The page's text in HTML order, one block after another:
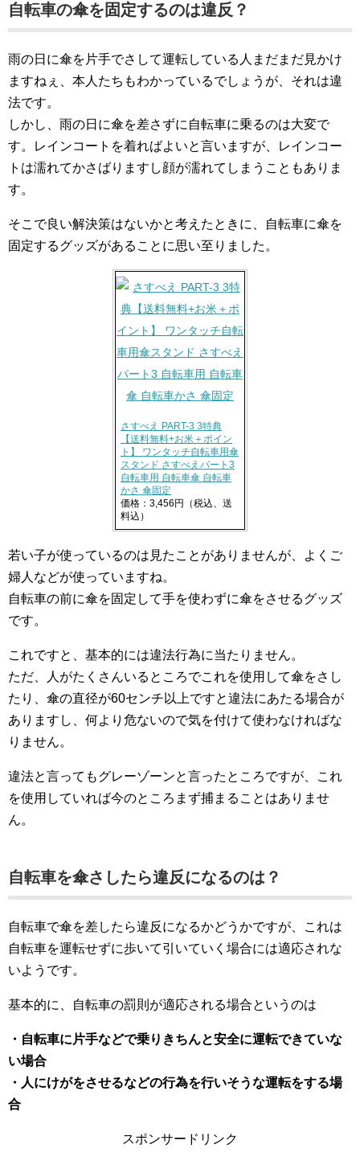
自転車の傘を固定するのは違反？
雨の日に傘を片手でさして運転している人まだまだ見かけ
ますねぇ、本人たちもわかっているでしょうが、それは違
法です。
しかし、雨の日に傘を差さずに自転車に乗るのは大変で
す。レインコートを着ればよいと言いますが、レインコー
トは濡れてかさばりますし顔が濡れてしまうこともありま
す。
そこで良い解決策はないかと考えたときに、自転車に傘を
固定するグッズがあることに思い至りました。
さすべえ PART-3 3特典
【送料無料+お米＋ポイン
ト】 ワンタッチ自転車用傘
スタンド さすべえパート3
自転車用 自転車傘 自転車
かさ 傘固定
価格：3,456円（税込、送
料込）
若い子が使っているのは見たことがありませんが、よくご
婦人などが使っていますね。
自転車の前に傘を固定して手を使わずに傘をさせるグッズ
です。
これですと、基本的には違法行為に当たりません。
ただ、人がたくさんいるところでこれを使用して傘をさし
たり、傘の直径が60センチ以上ですと違法にあたる場合が
ありますし、何より危ないので気を付けて使わなければな
りません。
違法と言ってもグレーゾーンと言ったところですが、これ
を使用していれば今のところまず捕まることはありませ
ん。
自転車を傘さしたら違反になるのは？
自転車で傘を差したら違反になるかどうかですが、これは
自転車を運転せずに歩いて引いていく場合には適応されな
いようです。
基本的に、自転車の罰則が適応される場合というのは
・自転車に片手などで乗りきちんと安全に運転できていな
い場合
・人にけがをさせるなどの行為を行いそうな運転をする場
合
スポンサードリンク